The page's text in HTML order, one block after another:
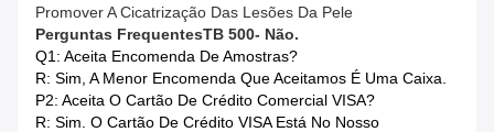
Promover A Cicatrização Das Lesões Da Pele
Perguntas FrequentesTB 500- Não.
Q1: Aceita Encomenda De Amostras?
R: Sim, A Menor Encomenda Que Aceitamos É Uma Caixa.
P2: Aceita O Cartão De Crédito Comercial VISA?
R: Sim. O Cartão De Crédito VISA Está No Nosso